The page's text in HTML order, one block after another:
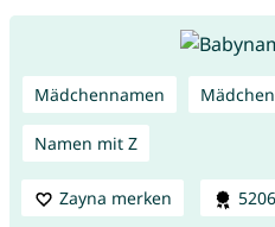
Mädchennamen
Namen mit Z
Zayna merken 5206